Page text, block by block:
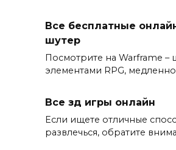
Все бесплатные
шутер
Посмотрите на Warframe –
элементами RPG, медленно
Все зд игры онлайн
Если ищете отличные
развлечься, обратите